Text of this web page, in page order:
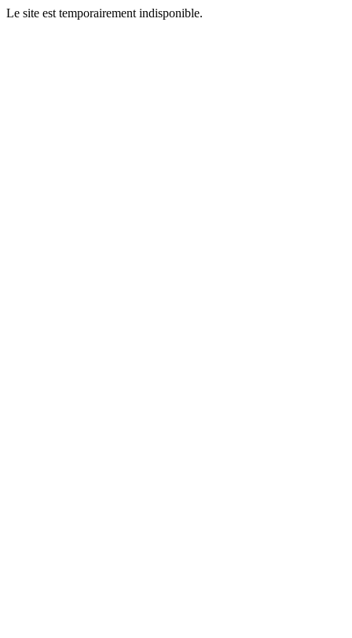
Le site est temporairement indisponible.